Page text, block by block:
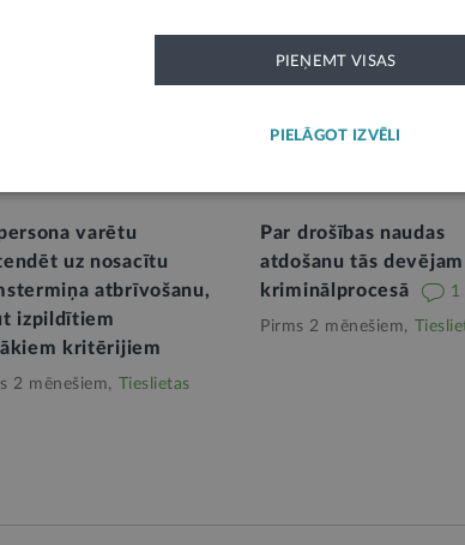
pārvaldes un Valsts probācijas
Ko tas
Pirms mēneša,
varētu
uz nosacītu
atbrīvošanu,
izpildītiem
kritērijiem
2 mēnešiem, Tieslietas
Par drošības naudas
atdošanu tās devējam
kriminālprocesā
1
Pirms 2 mēnešiem,
PIEŅEMT VISAS
PIELĀGOT IZVĒLI